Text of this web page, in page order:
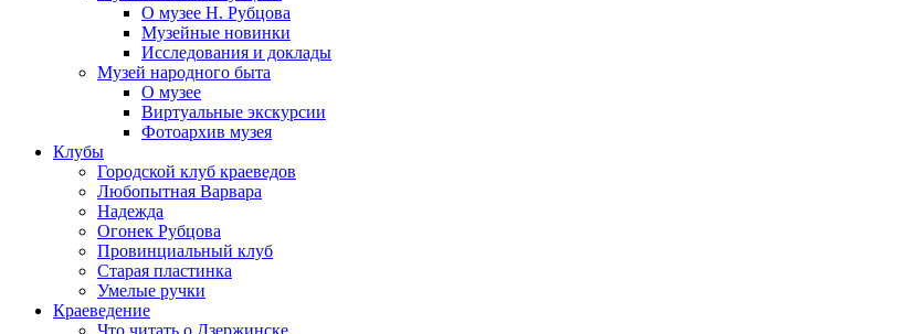
О музее Н. Рубцова
Музейные новинки
Исследования и доклады
Музей народного быта
О музее
Виртуальные экскурсии
Фотоархив музея
Клубы
Городской клуб краеведов
Любопытная Варвара
Надежда
Огонек Рубцова
Провинциальный клуб
Старая пластинка
Умелые ручки
Краеведение
Что читать о Дзержинске